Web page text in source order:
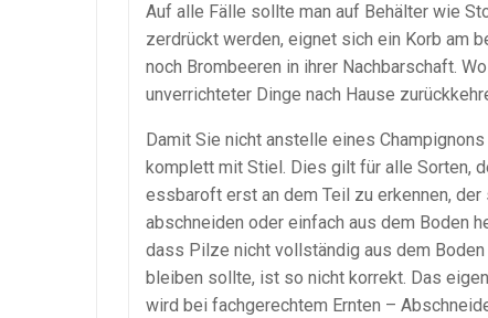
Auf alle Fälle sollte man auf Behälter wie
zerdrückt werden, eignet sich ein Korb am
noch Brombeeren in ihrer Nachbarschaft.
unverrichteter Dinge nach Hause
Damit Sie nicht anstelle eines
komplett mit Stiel. Dies gilt für alle Sorten,
essbaroft erst an dem Teil zu erkennen, der
abschneiden oder einfach aus dem Boden
dass Pilze nicht vollständig aus dem
bleiben sollte, ist so nicht korrekt. Das
wird bei fachgerechtem Ernten –